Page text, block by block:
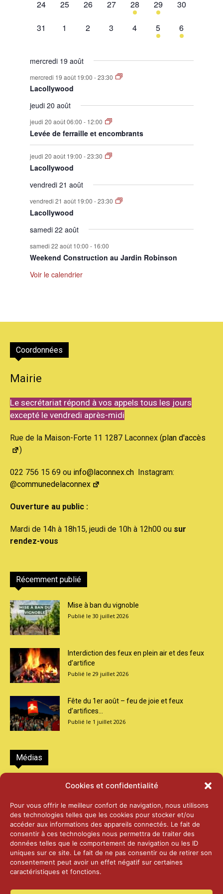
Cookies et confidentialité
Pour vous offrir le meilleur confort de navigation, nous utilisons
des technologies telles que les cookies pour stocker et/ou
accéder aux informations des appareils connectés. Le fait de
consentir à ces technologies nous permettra de traiter des
données telles que le comportement de navigation ou les ID
uniques sur ce site. Le fait de ne pas consentir ou de retirer son
consentement peut avoir un effet négatif sur certaines
caractéristiques et fonctions.
0
24
0
25
0
26
0
évènement,
27
1
évènement,
28
1
évènement,
29
0
30
0
31
0
1
0
2
0
3
0
évènement,
4
1
évènement,
5
1
évènement,
6
mercredi 19 août
mercredi 19 août 19:00 -23:30
Lacollywood
jeudi 20 août
jeudi 20 août 06:00 - 12:00
Levée de ferraille et encombrants
jeudi 20 août 19:00 -23:30
Lacollywood
vendredi 21 août
vendredi 21 août 19:00 -23:30
Lacollywood
samedi 22 août
samedi 22 août 10:00 - 16:00
Weekend Construction au Jardin Robinson
Voir le calendrier
Coordonnées
Mairie
Le secrétariat répond à vos appels tous les jours
excepté le vendredi après-midi
Rue de la Maison-Forte 11 1287 Laconnex (plan d'accès
)
022 756 15 69 ou info@laconnex.ch Instagram:
@communedelaconnex
Ouverture au public :
Mardi de 14h à 18h15, jeudi de 10h à 12h00 ou sur
rendez-vous
Récemment publié
Mise à ban du vignoble
30 juillet 2026
Interdiction des feux en plein air et des feux
d’artifice
29 juillet 2026
Fête du 1er août – feu de joie et feux
d’artifices...
1 juillet 2026
Médias
2026 – Laiterie d’Orsières et Abbaye de St-
25 juin 2026
2025 – Palais Fédéral – Berne
25 juin 2026
14 janvier 2025